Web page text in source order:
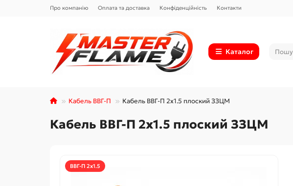
Про компанію Оплата та доставка Конфіденційність Контакти
Каталог
Кабель ВВГ-П Кабель ВВГ-П 2х1.5 плоский ЗЗЦМ
Кабель ВВГ-П 2х1.5 плоский ЗЗЦМ
ВВГ-П 2х1.5